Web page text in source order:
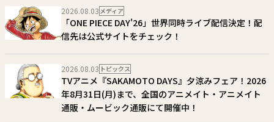
2026.08.03 メディア
「ONE PIECE DAY'26」世界同時ライブ配信決定！配
信先は公式サイトをチェック！
2026.08.03 トピックス
TVアニメ『SAKAMOTO DAYS』夕涼みフェア！2026
年8月31日(月)まで、全国のアニメイト・アニメイト
通販・ムービック通販にて開催中！